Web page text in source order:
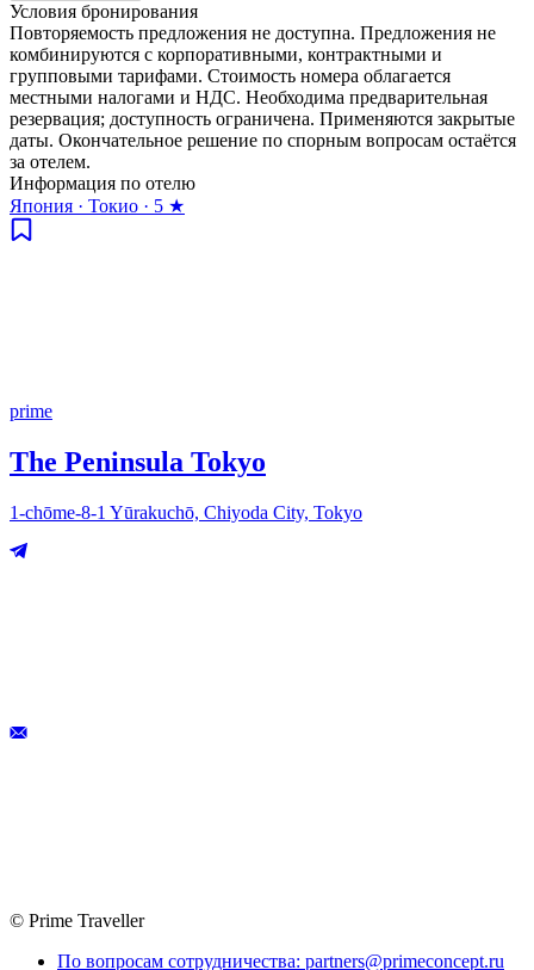
Условия бронирования
Повторяемость предложения не доступна. Предложения не
комбинируются с корпоративными, контрактными и
групповыми тарифами. Стоимость номера облагается
местными налогами и НДС. Необходима предварительная
резервация; доступность ограничена. Применяются закрытые
даты. Окончательное решение по спорным вопросам остаётся
за отелем.
Информация по отелю
Япония · Токио · 5 ★
prime
The Peninsula Tokyo
1-chōme-8-1 Yūrakuchō, Chiyoda City, Tokyo
© Prime Traveller
По вопросам сотрудничества: partners@primeconcept.ru